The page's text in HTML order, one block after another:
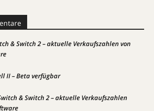
& Switch 2 – aktuelle Verkaufszahlen von
II – Beta verfügbar
& Switch 2 – aktuelle Verkaufszahlen